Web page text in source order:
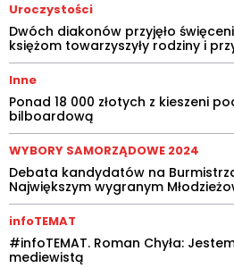
Uroczystości
Dwóch diakonów przyjęło
księżom towarzyszyły rodziny i
Inne
Ponad 18 000 złotych z kieszeni
bilboardową
WYBORY SAMORZĄDOWE 2024
Debata kandydatów na
Największym wygranym
infoTEMAT
#infoTEMAT. Roman Chyła:
mediewistą